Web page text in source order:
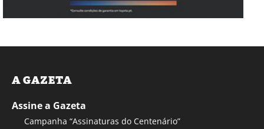
A GAZETA
Assine a Gazeta
Campanha “Assinaturas do Centenário”